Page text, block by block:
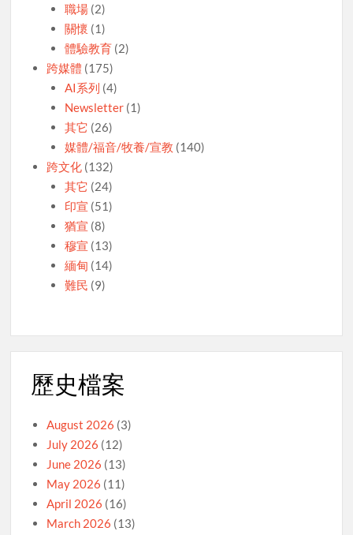
職場(2)
關懷 (1)
體驗教育(2)
跨媒體 (175)
AI系列 (4)
Newsletter(1)
其它 (26)
媒體/福音/牧養/宣教 (140)
跨文化 (132)
其它 (24)
印宣 (51)
猶宣 (8)
穆宣 (13)
緬甸 (14)
難民 (9)
歷史檔案
August 2026 (3)
July 2026 (12)
June 2026 (13)
May 2026 (11)
April 2026 (16)
March 2026 (13)